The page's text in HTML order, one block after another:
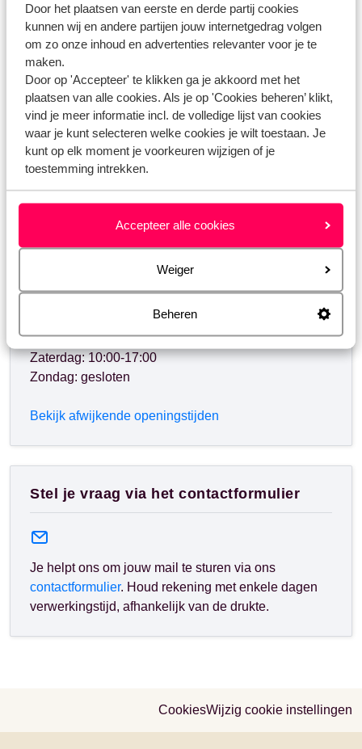
Door het plaatsen van eerste en derde partij cookies
kunnen wij en andere partijen jouw internetgedrag volgen
om zo onze inhoud en advertenties relevanter voor je te
maken.
Door op 'Accepteer' te klikken ga je akkoord met het
plaatsen van alle cookies. Als je op 'Cookies beheren’ klikt,
vind je meer informatie incl. de volledige lijst van cookies
waar je kunt selecteren welke cookies je wilt toestaan. Je
kunt op elk moment je voorkeuren wijzigen of je
toestemming intrekken.
Accepteer alle cookies
Weiger
Beheren
Eurowings - hoe kan ik een stoel reserveren?
Ryanair - hoe kan ik stoelen reserveren?
Heb jij jouw antwoord niet gevonden?
Whatsapp ons!
rekening met langere wachttijden.
Maandag t/m vrijdag: 09:00-18:00
Zaterdag: 10:00-17:00
Zondag: gesloten
Bekijk afwijkende openingstijden
Stel je vraag via het contactformulier
Je helpt ons om jouw mail te sturen via ons
contactformulier. Houd rekening met enkele dagen
verwerkingstijd, afhankelijk van de drukte.
CookiesWijzig cookie instellingen